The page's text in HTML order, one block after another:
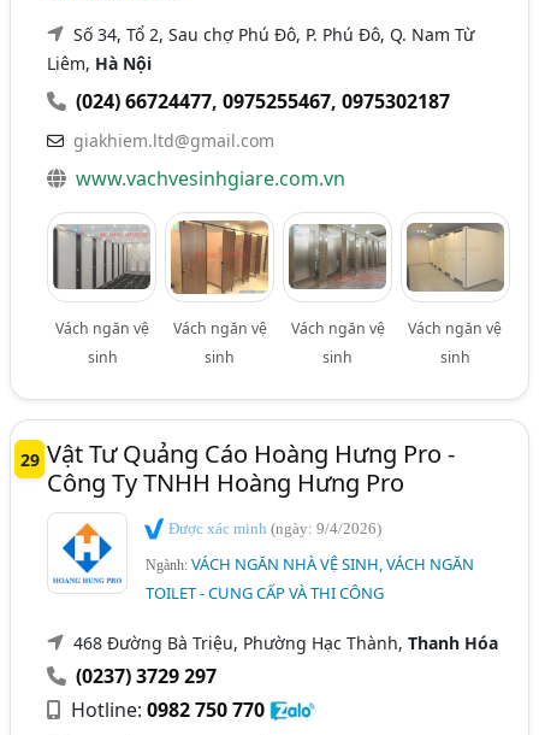
Số 34, Tổ 2, Sau chợ Phú Đô, P. Phú Đô, Q. Nam Từ
Liêm, Hà Nội
(024) 66724477,0975255467,0975302187
giakhiem.ltd@gmail.com
www.vachvesinhgiare.com.vn
Vách ngăn vệ
sinh
Vách ngăn vệ
sinh
Vách ngăn vệ
sinh
Vách ngăn vệ
sinh
29 Vật Tư Quảng Cáo Hoàng Hưng Pro -
Công Ty TNHH Hoàng Hưng Pro
Được xác minh(ngày: 9/4/2026)
Ngành:VÁCH NGĂN NHÀ VỆ SINH, VÁCH NGĂN
TOILET - CUNG CẤP VÀ THI CÔNG
468 Đường Bà Triệu, Phường Hạc Thành,Thanh Hóa
(0237) 3729 297
Hotline:0982 750 770